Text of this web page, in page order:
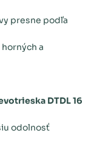
presne podľa
a
DTDL 16
odolnosť